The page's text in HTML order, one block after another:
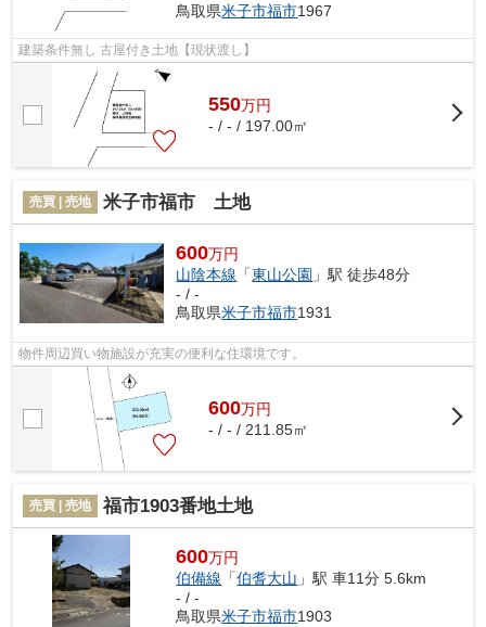
鳥取県米子市福市1967
建築条件無し 古屋付き土地【現状渡し】
550万円
- / - / 197.00㎡
売買 | 売地 米子市福市 土地
600万円
山陰本線 「東山公園 」駅 徒歩48分
- / -
鳥取県米子市福市1931
物件周辺買い物施設が充実の便利な住環境です。
600万円
- / - / 211.85㎡
売買 | 売地 福市1903番地土地
600万円
伯備線 「伯耆大山 」駅 車11分 5.6km
- / -
鳥取県米子市福市1903